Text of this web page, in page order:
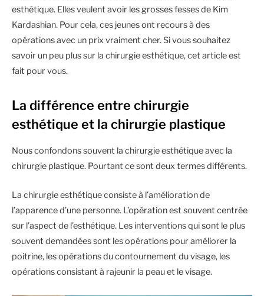
esthétique. Elles veulent avoir les grosses fesses de Kim
Kardashian. Pour cela, ces jeunes ont recours à des
opérations avec un prix vraiment cher. Si vous souhaitez
savoir un peu plus sur la chirurgie esthétique, cet article est
fait pour vous.
La différence entre chirurgie
esthétique et la chirurgie plastique
Nous confondons souvent la chirurgie esthétique avec la
chirurgie plastique. Pourtant ce sont deux termes différents.
La chirurgie esthétique consiste à l’amélioration de
l’apparence d’une personne. L’opération est souvent centrée
sur l’aspect de l’esthétique. Les interventions qui sont le plus
souvent demandées sont les opérations pour améliorer la
poitrine, les opérations du contournement du visage, les
opérations consistant à rajeunir la peau et le visage.